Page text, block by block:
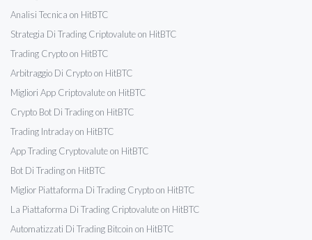
Analisi Tecnica on HitBTC
Strategia Di Trading Criptovalute on HitBTC
Trading Crypto on HitBTC
Arbitraggio Di Crypto on HitBTC
Migliori App Criptovalute on HitBTC
Crypto Bot Di Trading on HitBTC
Trading Intraday on HitBTC
App Trading Cryptovalute on HitBTC
Bot Di Trading on HitBTC
Miglior Piattaforma Di Trading Crypto on HitBTC
La Piattaforma Di Trading Criptovalute on HitBTC
Automatizzati Di Trading Bitcoin on HitBTC